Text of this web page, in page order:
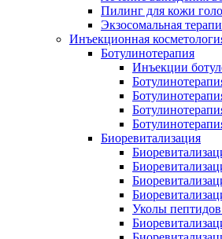
Пилинг для кожи
Экзосомальная
Инъекционная
Ботулинотерапия
Инъекции
Биоревитализация
Уколы